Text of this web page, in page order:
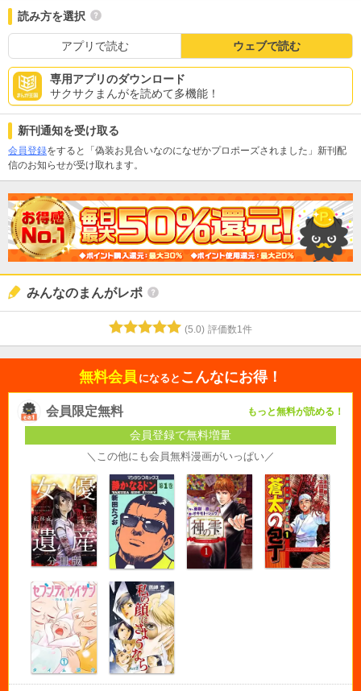
読み方を選択
アプリで読む ウェブで読む
専用アプリのダウンロード
サクサクまんがを読めて多機能！
新刊通知を受け取る
会員登録をすると「偽装お見合いなのになぜかプロポーズされました」新刊配
信のお知らせが受け取れます。
みんなのまんがレポ
(5.0) 評価数1件
無料会員 になると こんなにお得！
会員限定無料 もっと無料が読める！
会員登録で無料増量
＼この他にも会員無料漫画がいっぱい／